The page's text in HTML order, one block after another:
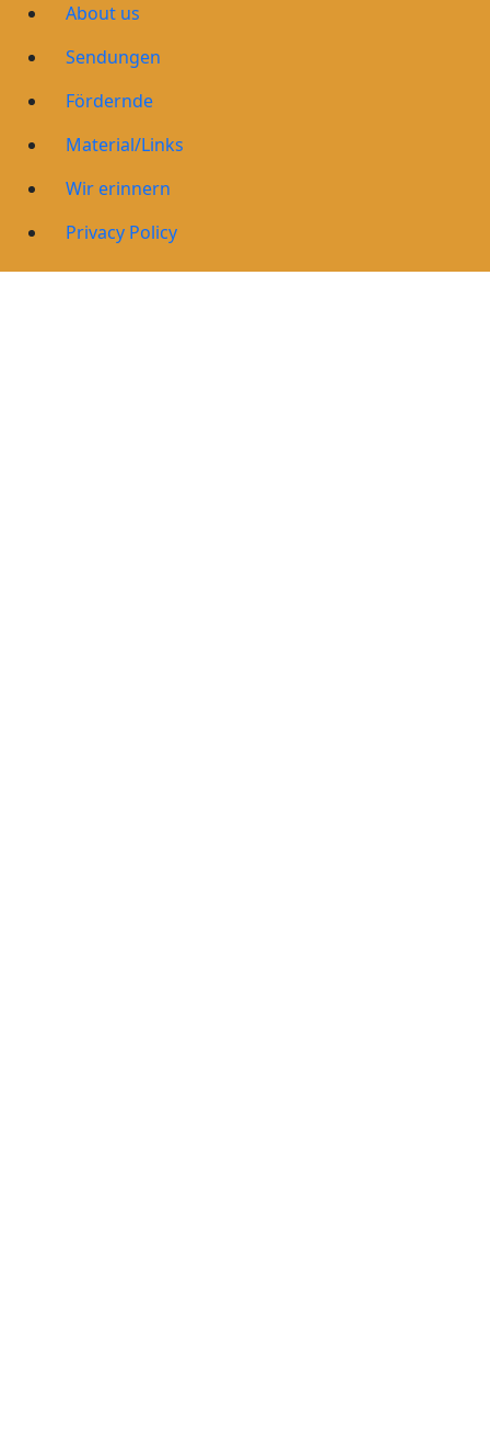
About us
Sendungen
Fördernde
Material/Links
Wir erinnern
Privacy Policy